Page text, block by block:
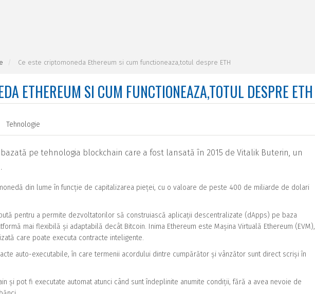
Ce este criptomoneda Ethereum si cum functioneaza,totul despre ETH
ETHEREUM SI CUM FUNCTIONEAZA,TOTUL DESPRE ETH
Tehnologie
pe tehnologia blockchain care a fost lansată în 2015 de Vitalik Buterin, un
din lume în funcție de capitalizarea pieței, cu o valoare de peste 400 de miliarde de dolari
pentru a permite dezvoltatorilor să construiască aplicații descentralizate (dApps) pe baza
mai flexibilă și adaptabilă decât Bitcoin. Inima Ethereum este Mașina Virtuală Ethereum (EVM),
care poate executa contracte inteligente.
auto-executabile, în care termenii acordului dintre cumpărător și vânzător sunt direct scriși în
și pot fi executate automat atunci când sunt îndeplinite anumite condiții, fără a avea nevoie de